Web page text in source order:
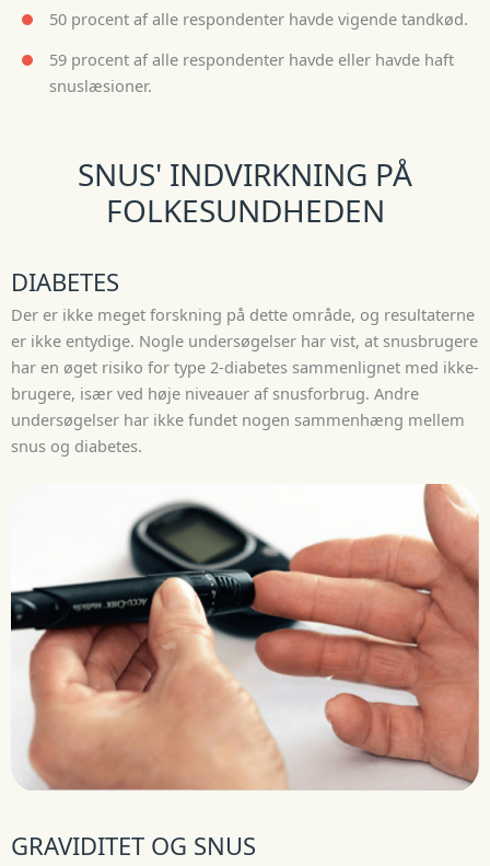
50 procent af alle respondenter havde vigende tandkød.
59 procent af alle respondenter havde eller havde haft
snuslæsioner.
SNUS' INDVIRKNING PÅ
FOLKESUNDHEDEN
DIABETES
Der er ikke meget forskning på dette område, og resultaterne
er ikke entydige. Nogle undersøgelser har vist, at snusbrugere
har en øget risiko for type 2-diabetes sammenlignet med ikke-
brugere, især ved høje niveauer af snusforbrug. Andre
undersøgelser har ikke fundet nogen sammenhæng mellem
snus og diabetes.
GRAVIDITET OG SNUS